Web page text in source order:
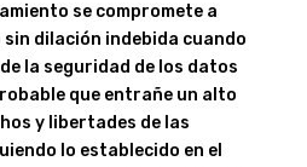
se compromete a
dilación indebida cuando
la seguridad de los datos
que entrañe un alto
y libertades de las
lo establecido en el